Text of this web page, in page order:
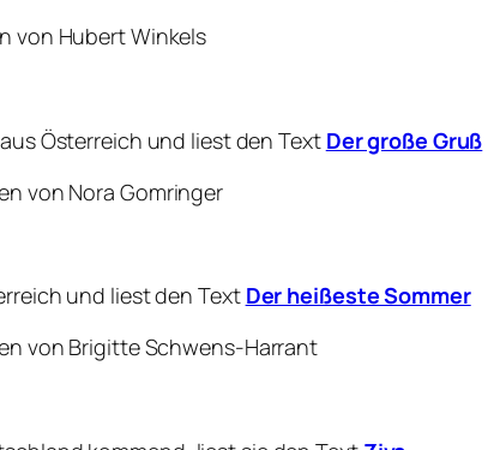
von Hubert Winkels
Österreich und liest den Text Der große Gruß
von Nora Gomringer
und liest den Text Der heißeste Sommer
von Brigitte Schwens-Harrant